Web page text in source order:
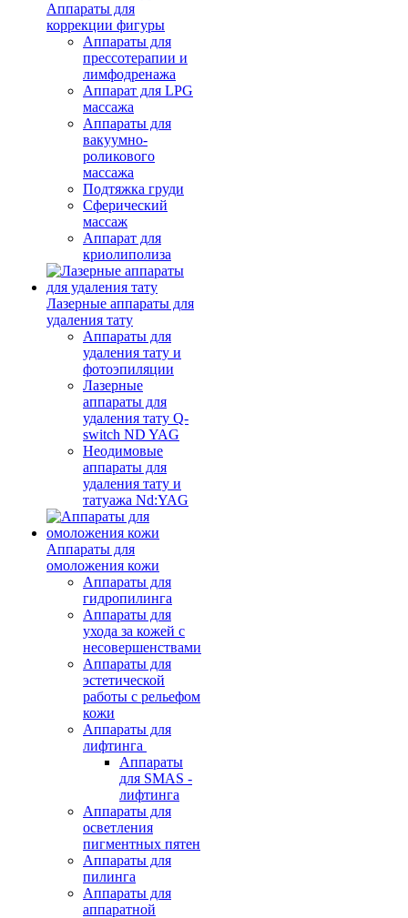
Аппараты для
коррекции фигуры
Аппараты для
прессотерапии и
лимфодренажа
Аппарат для LPG
массажа
Аппараты для
вакуумно-
роликового
массажа
Подтяжка груди
Сферический
массаж
Аппарат для
криолиполиза
Лазерные аппараты для
удаления тату
Аппараты для
удаления тату и
фотоэпиляции
Лазерные
аппараты для
удаления тату Q-
switch ND YAG
Неодимовые
аппараты для
удаления тату и
татуажа Nd:YAG
Аппараты для
омоложения кожи
Аппараты для
гидропилинга
Аппараты для
ухода за кожей с
несовершенствами
Аппараты для
эстетической
работы с рельефом
кожи
Аппараты для
лифтинга
Аппараты
для SMAS -
лифтинга
Аппараты для
осветления
пигментных пятен
Аппараты для
пилинга
Аппараты для
аппаратной